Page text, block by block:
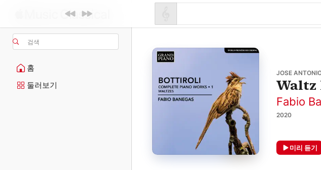
검색
홈
둘러보기
JOSE
Waltz
Fabio
2020
미리 듣기